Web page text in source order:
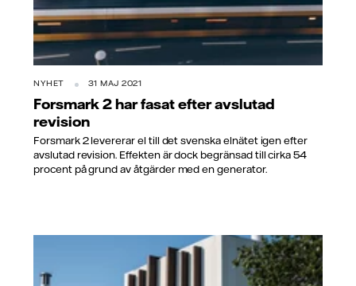
NYHET 31 MAJ 2021
Forsmark 2 har fasat efter avslutad
revision
Forsmark 2 levererar el till det svenska elnätet igen efter
avslutad revision. Effekten är dock begränsad till cirka 54
procent på grund av åtgärder med en generator.